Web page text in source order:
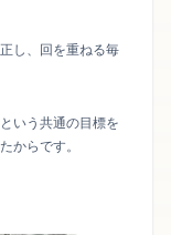
し、回を重ねる毎
いう共通の目標を
からです。